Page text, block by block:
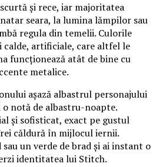
și rece, iar majoritatea
seara, la lumina lămpilor sau
regula din temelii. Culorile
artificiale, care altfel le
funcționează atât de bine cu
metalice.
așază albastrul personajului
notă de albastru-noapte.
și sofisticat, exact pe gustul
căldură în mijlocul iernii.
un verde de brad și ai instant o
identitatea lui Stitch.